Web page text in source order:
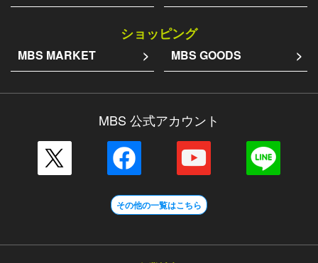
ショッピング
MBS MARKET MBS GOODS
MBS 公式アカウント
その他の一覧はこちら